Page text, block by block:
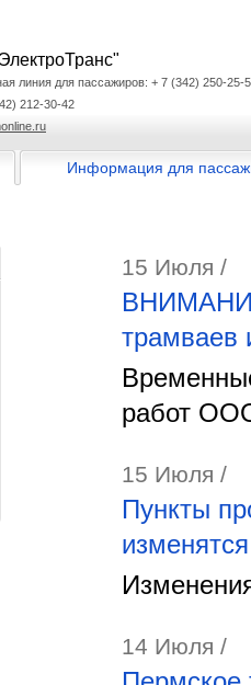
линия для пассажиров: + 7 (342) 250-25-
212-30-42
Информация для
15 Июля /
трамваев
работ
15 Июля /
Пункты
изменятся
14 Июля /